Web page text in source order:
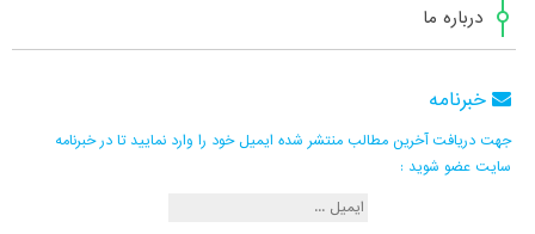
درباره ما
خبرنامه
جهت دریافت آخرین مطالب منتشر شده ایمیل خود را وارد نمایید تا در خبرنامه
سایت عضو شوید :